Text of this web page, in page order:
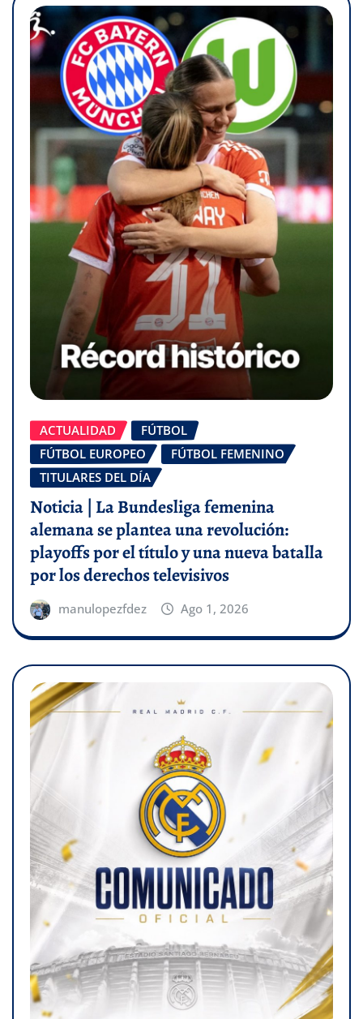
ACTUALIDAD
FÚTBOL
FÚTBOL EUROPEO
FÚTBOL FEMENINO
TITULARES DEL DÍA
Noticia | La Bundesliga femenina
alemana se plantea una revolución:
playoffs por el título y una nueva batalla
por los derechos televisivos
manulopezfdez Ago 1, 2026